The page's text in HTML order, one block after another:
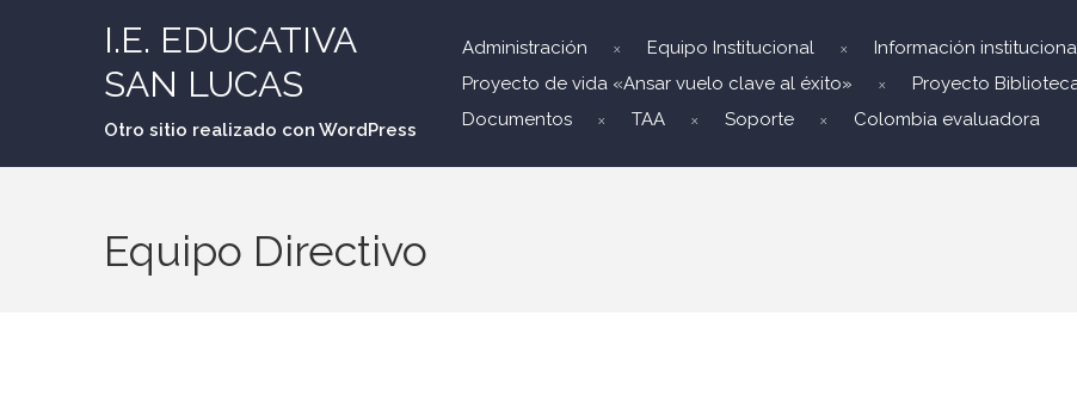
I.E. EDUCATIVA
SAN LUCAS
Otro sitio realizado con WordPress
Administración Equipo Institucional Información
Proyecto de vida «Ansar vuelo clave al éxito»
Proyecto
Documentos
TAA Soporte Colombia evaluadora
Equipo Directivo